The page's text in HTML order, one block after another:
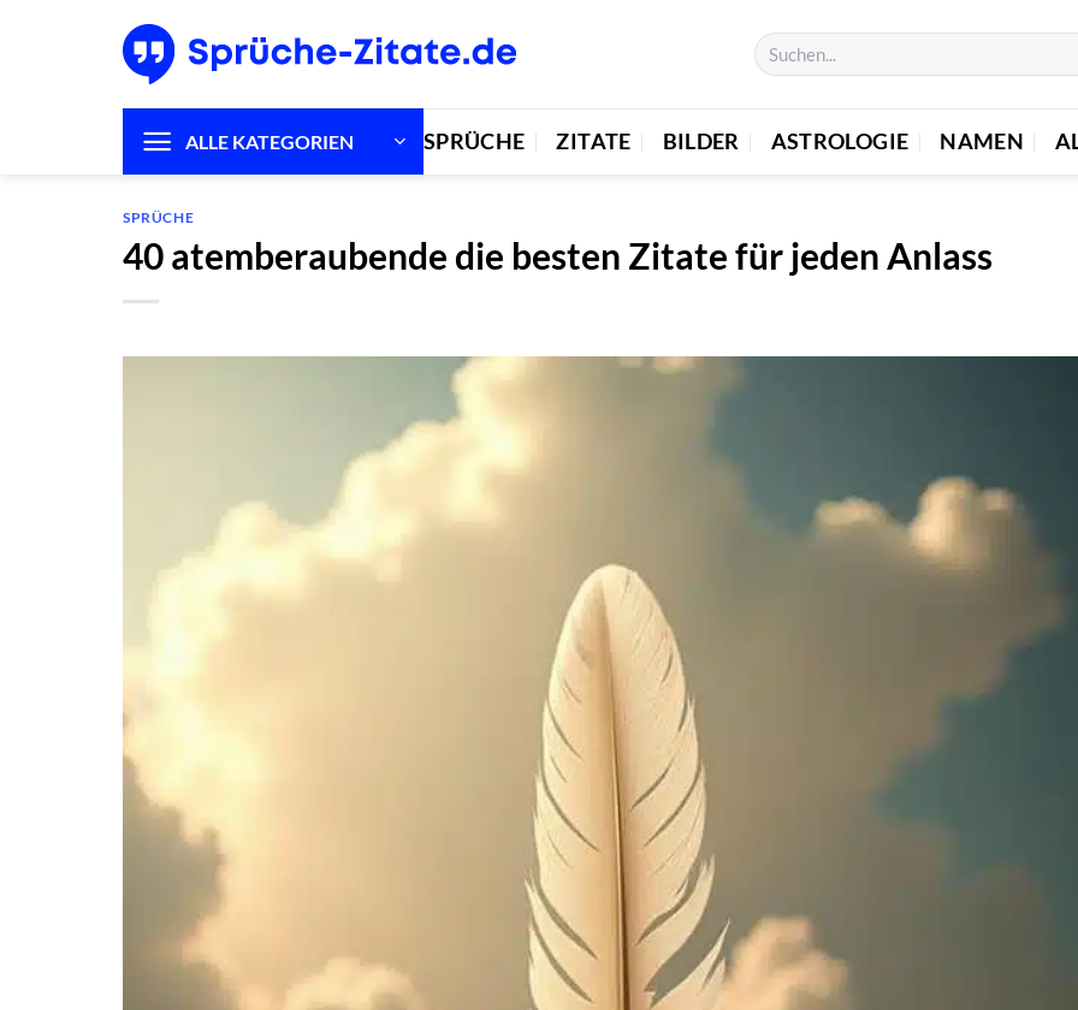
ALLE KATEGORIEN SPRÜCHE ZITATE BILDER ASTROLOGIE NAMEN
SPRÜCHE
40 atemberaubende die besten Zitate für jeden Anlass